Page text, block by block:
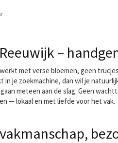
–
met verse bloemen, geen
je zoekmachine, dan wil je
meteen aan de slag. Geen
— lokaal en met liefde voor het vak.